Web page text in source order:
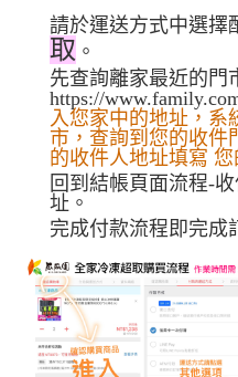
是否繳費成功／繳費後需取消欲退
客戶支援中心」https://
【注意事項】
１．透過由恩沛科技股份有限公司
易，需依本服務之必要範圍內提供
權轉讓予恩沛科技股份有限公司。
２．關於個人資料處理事宜，請瀏
https://aftee.tw/terms/#terms3
３．未成年的使用者請事先徵得法
「AFTEE先享後付」，若未經同意
任。
時審查核予不同之上限額度；若仍
請求用戶進行身份認證。
５．嚴禁一人註冊多個帳號或使用
恩沛科技股份有限公司將有權停止
請於運送方式中選擇
取 。
先查詢離家最近的門
https://
入您家中的地址，系
市，查詢到您的收件
的收件人地址填寫
回到結帳頁面流程-
址。
完成付款流程即完成